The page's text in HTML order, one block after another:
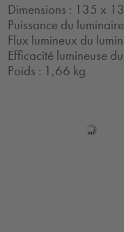
Dimensions : 135 x
Puissance du
Flux lumineux du
Efficacité lumineuse
Poids : 1,66 kg